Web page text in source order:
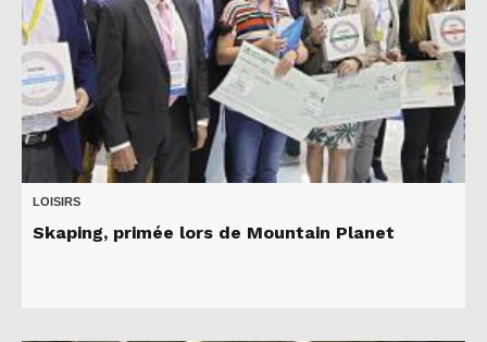
LOISIRS
Skaping, primée lors de Mountain Planet